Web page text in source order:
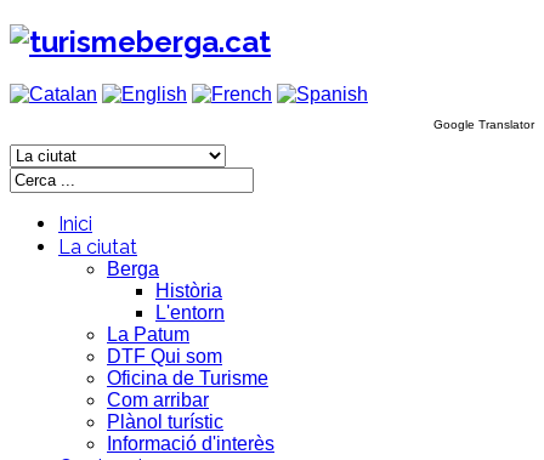
Google Translator
Inici
La ciutat
Berga
Història
L'entorn
La Patum
DTF Qui som
Oficina de Turisme
Com arribar
Plànol turístic
Informació d'interès